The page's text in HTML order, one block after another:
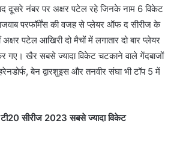
दूसरे नंबर पर अक्षर पटेल रहे जिनके नाम 6 विकेट
परफॉर्मेंस की वजह से प्लेयर ऑफ द सीरीज के
अक्षर पटेल आखिरी दो मैचों में लगातार दो बार प्लेयर
खैर सबसे ज्यादा विकेट चटकाने वाले गेंदबाजों
बेन द्वारशुइस और तनवीर संघा भी टॉप 5 में
टी20 सीरीज 2023 सबसे ज्यादा विकेट